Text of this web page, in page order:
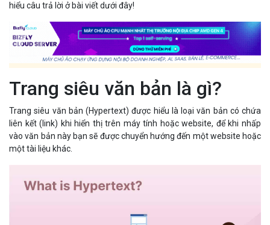
hiểu câu trả lời ở bài viết dưới đây!
Trang siêu văn bản là gì?
Trang siêu văn bản (Hypertext) được hiểu là loại văn bản có chứa
liên kết (link) khi hiển thị trên máy tính hoặc website, để khi nhấp
vào văn bản này bạn sẽ được chuyển hướng đến một website hoặc
một tài liệu khác.